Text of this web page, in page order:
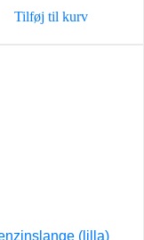
Tilføj til kurv